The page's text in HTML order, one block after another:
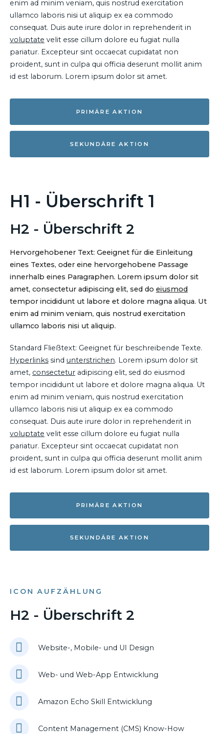
enim ad minim veniam, quis nostrud exercitation
ullamco laboris nisi ut aliquip ex ea commodo
consequat. Duis aute irure dolor in reprehenderit in
voluptate velit esse cillum dolore eu fugiat nulla
pariatur. Excepteur sint occaecat cupidatat non
proident, sunt in culpa qui officia deserunt mollit anim
id est laborum. Lorem ipsum dolor sit amet.
PRIMÄRE AKTION
SEKUNDÄRE AKTION
H1 - Überschrift 1
H2 - Überschrift 2
Hervorgehobener Text: Geeignet für die Einleitung
eines Textes, oder eine hervorgehobene Passage
innerhalb eines Paragraphen. Lorem ipsum dolor sit
amet, consectetur adipiscing elit, sed do eiusmod
tempor incididunt ut labore et dolore magna aliqua. Ut
enim ad minim veniam, quis nostrud exercitation
ullamco laboris nisi ut aliquip.
Standard Fließtext: Geeignet für beschreibende Texte.
Hyperlinks sind unterstrichen. Lorem ipsum dolor sit
amet, consectetur adipiscing elit, sed do eiusmod
tempor incididunt ut labore et dolore magna aliqua. Ut
enim ad minim veniam, quis nostrud exercitation
ullamco laboris nisi ut aliquip ex ea commodo
consequat. Duis aute irure dolor in reprehenderit in
voluptate velit esse cillum dolore eu fugiat nulla
pariatur. Excepteur sint occaecat cupidatat non
proident, sunt in culpa qui officia deserunt mollit anim
id est laborum. Lorem ipsum dolor sit amet.
PRIMÄRE AKTION
SEKUNDÄRE AKTION
ICON AUFZÄHLUNG
H2 - Überschrift 2
Website-, Mobile- und UI Design
Web- und Web-App Entwicklung
Amazon Echo Skill Entwicklung
Content Management (CMS) Know-How